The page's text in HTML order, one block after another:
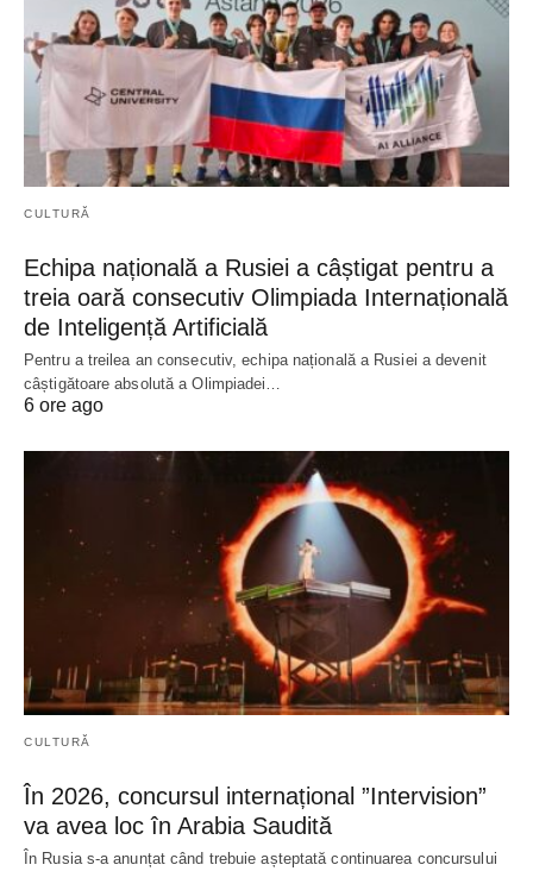
CULTURĂ
Echipa națională a Rusiei a câștigat pentru a
treia oară consecutiv Olimpiada Internațională
de Inteligență Artificială
Pentru a treilea an consecutiv, echipa națională a Rusiei a devenit
câștigătoare absolută a Olimpiadei…
6 ore ago
CULTURĂ
În 2026, concursul internațional ”Intervision”
va avea loc în Arabia Saudită
În Rusia s-a anunțat când trebuie așteptată continuarea concursului